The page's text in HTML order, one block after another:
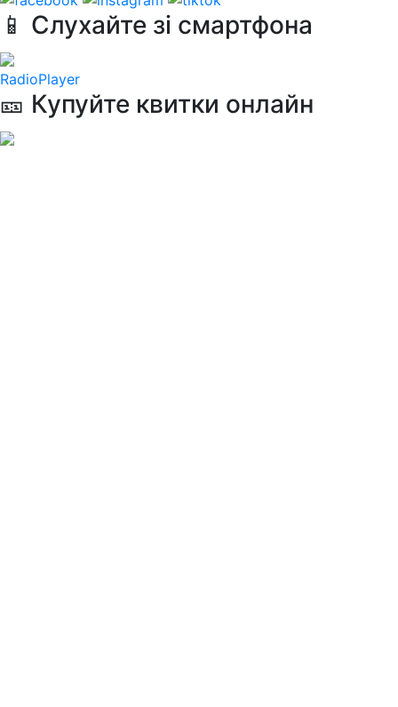
📱 Слухайте зі смартфона
RadioPlayer
🎫 Купуйте квитки онлайн